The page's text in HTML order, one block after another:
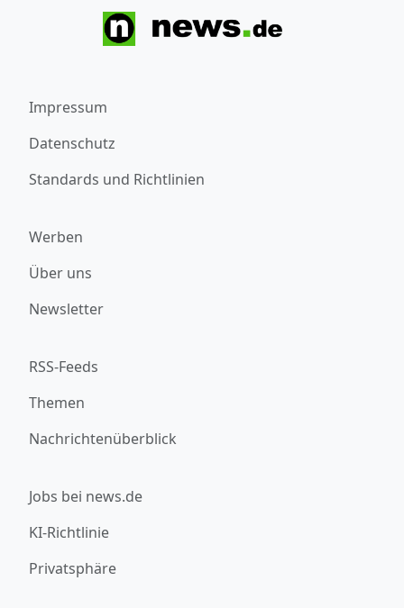
Impressum
Datenschutz
Standards und Richtlinien
Werben
Über uns
Newsletter
RSS-Feeds
Themen
Nachrichtenüberblick
Jobs bei news.de
KI-Richtlinie
Privatsphäre